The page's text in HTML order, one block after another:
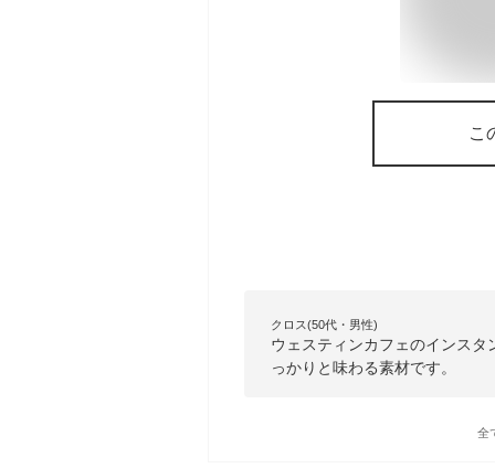
こ
クロス(50代・男性)
ウェスティンカフェのインス
っかりと味わる素材です。
全